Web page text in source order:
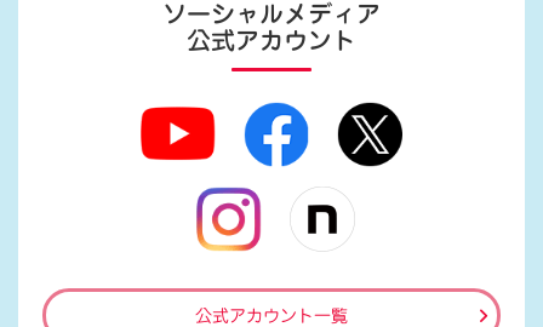
ソーシャルメディア
公式アカウント
公式アカウント一覧